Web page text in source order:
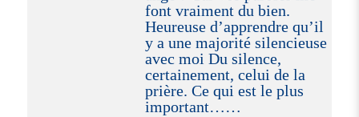
font vraiment du bien.
Heureuse d’apprendre qu’il
y a une majorité silencieuse
avec moi Du silence,
certainement, celui de la
prière. Ce qui est le plus
important……